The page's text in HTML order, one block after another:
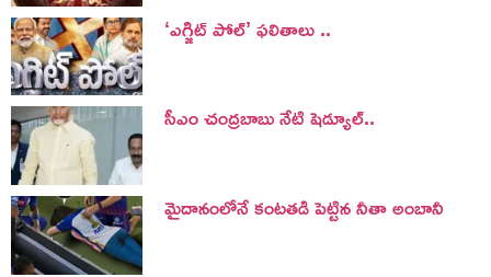
‘ఎగ్జిట్ పోల్’ ఫలితాలు ..
సీఎం చంద్రబాబు నేటి షెడ్యూల్..
మైదానంలోనే కంటతడి పెట్టిన నీతా అంబానీ